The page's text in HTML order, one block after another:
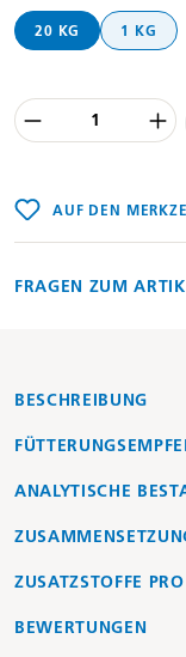
20 KG 1 KG
Produkt
AUF DEN
FRAGEN ZUM
BESCHREIBUNG
ANALYTISCHE
ZUSATZSTOFFE
BEWERTUNGEN